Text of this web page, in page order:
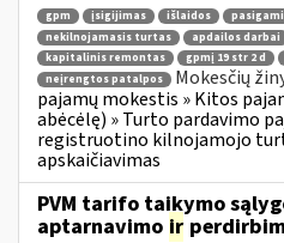
gpm įsigijimas išlaidos
nekilnojamasis turtas
apdailos darbai
kapitalinis remontas
gpmį 19 str 2 d
neįrengtos patalpos
Mokesčių
pajamų mokestis » Kitos
abėcėlę) » Turto pardavimo
registruotino kilnojamojo
apskaičiavimas
PVM tarifo taikymo
aptarnavimo ir